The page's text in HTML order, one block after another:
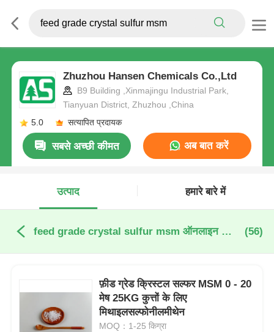
Zhuzhou Hansen Chemicals Co.,Ltd
B9 Building ,Xinmajingu Industrial Park,
Tianyuan District, Zhuzhou ,China
5.0
सत्यापित प्रदायक
सबसे अच्छी कीमत अब बात करें
उत्पाद हमारे बारे में
feed grade crystal sulfur msm ऑनलाइन निर्माण (56)
फ़ीड ग्रेड क्रिस्टल सल्फर MSM 0 - 20
मेष 25KG कुत्तों के लिए
मिथाइलसल्फोनीलमीथेन
MOQ：1-25 किग्रा